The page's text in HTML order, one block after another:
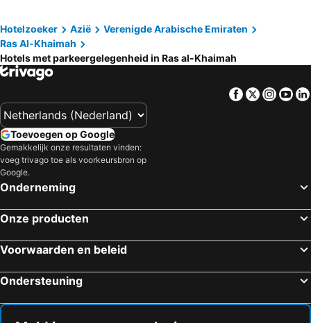
Casablanca
Hotelzoeker Azië
Verenigde Arabische Emiraten
Ras Al-Khaimah
Hotels met parkeergelegenheid in Ras al-Khaimah
Facebook
Twitter
Toevoegen op Google
Gemakkelijk onze resultaten vinden:
voeg trivago toe als voorkeursbron op
Google.
Onderneming
Onze producten
Voorwaarden en beleid
Ondersteuning